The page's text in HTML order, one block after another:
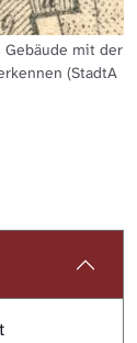
Gebäude mit der
(StadtA